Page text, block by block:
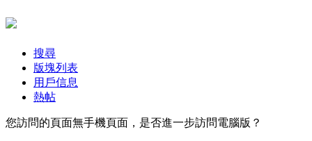
搜尋
版塊列表
用戶信息
熱帖
您訪問的頁面無手機頁面，是否進一步訪問電腦版？